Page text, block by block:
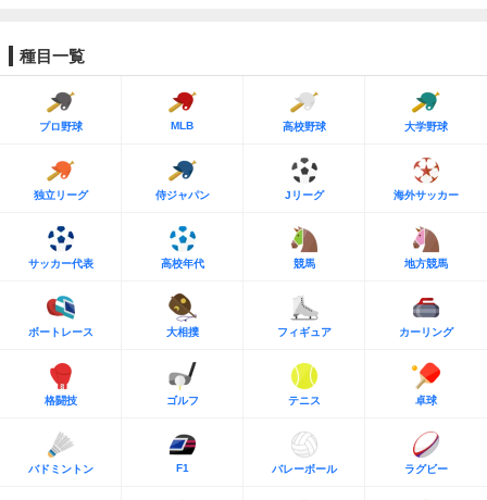
種目一覧
プロ野球 MLB 高校野球 大学野球
独立リーグ 侍ジャパン Jリーグ 海外サッカー
サッカー代表 高校年代 競馬 地方競馬
ボートレース 大相撲 フィギュア カーリング
格闘技 ゴルフ テニス 卓球
バドミントン F1 バレーボール ラグビー